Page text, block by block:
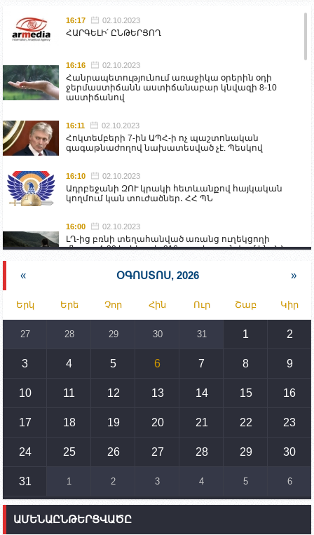
16:17 02.10.2023
ՀԱՐԳԵԼԻ՛ ԸՆԹԵՐՑՈՂ
16:16 02.10.2023
Հանրապետությունում առաջիկա օրերին օդի
ջերմաստիճանն աստիճանաբար կնվազի 8-10
աստիճանով
16:11 02.10.2023
Հոկտեմբերի 7-ին ԱՊՀ-ի ոչ պաշտոնական
գագաթնաժողով նախատեսված չէ. Պեսկով
16:10 02.10.2023
Ադրբեջանի ԶՈՒ կրակի հետևանքով հայկական
կողմում կան տուժածներ․ ՀՀ ՊՆ
16:00 02.10.2023
ԼՂ-ից բռնի տեղահանված առանց ուղեկցողի
մնացած 20 երեխա և 216 տարեց գտնվում են ՀՀ
նախարարության հոգածության ներքո
Իրանը կողմ է տարածաշրջանի համար շահավետ
տրանսպորտային հաղորդակցությունների
զարգացմանը, սակայն ոչ՝ միջազգային
սահմանների փոփոխությանը
15:10 02.10.2023
սպառնալիքները կասեցնելու համար. իսպանացի
պատգամավորը Գորիսում է
14:54 02.10.2023
տեղակայված հայկական դիրքերի անձնակազմի
ունեն. կիպրոսցի խորհրդարանականը՝ Ալեն
« ՕԳՈՍՏՈՍ, 2026 »
Երկ Երե Չոր Հին Ուր Շաբ Կիր
27 28 29 30 31 1 2
3 4 5 6 7 8 9
10 11 12 13 14 15 16
17 18 19 20 21 22 23
24 25 26 27 28 29 30
31 1 2 3 4 5 6
ԱՄԵՆԱԸՆԹԵՐՑՎԱԾԸ